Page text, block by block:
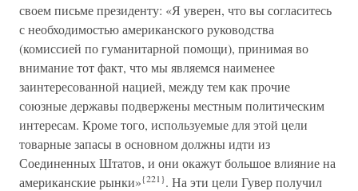
своем письме президенту: «Я уверен, что вы согласитесь
с необходимостью американского руководства
(комиссией по гуманитарной помощи), принимая во
внимание тот факт, что мы являемся наименее
заинтересованной нацией, между тем как прочие
союзные державы подвержены местным политическим
интересам. Кроме того, используемые для этой цели
товарные запасы в основном должны идти из
Соединенных Штатов, и они окажут большое влияние на
американские рынки»{221}. На эти цели Гувер получил